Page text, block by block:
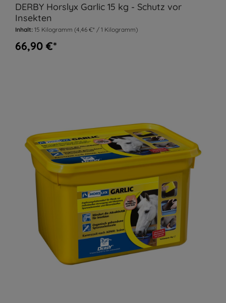
DERBY Horslyx Garlic 15 kg - Schutz vor
Insekten
Inhalt: 15 Kilogramm (4,46 €* / 1 Kilogramm)
66,90 €*